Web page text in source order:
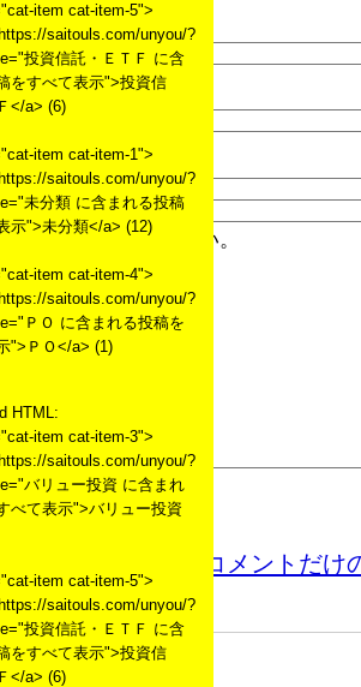
須)
アドレス(必須 - 非公開)
この記事のコメントだ
item cat-item-5">
saitouls.com/unyou/?
投資信託・ＥＴＦ に含
をすべて表示">投資信
</a> (6)
item cat-item-1">
saitouls.com/unyou/?
未分類 に含まれる投稿
示">未分類</a> (12)
item cat-item-4">
saitouls.com/unyou/?
ＰＯ に含まれる投稿を
">ＰＯ</a> (1)
HTML:
item cat-item-3">
saitouls.com/unyou/?
バリュー投資 に含まれ
べて表示">バリュー投資
item cat-item-5">
saitouls.com/unyou/?
投資信託・ＥＴＦ に含
をすべて表示">投資信
</a> (6)